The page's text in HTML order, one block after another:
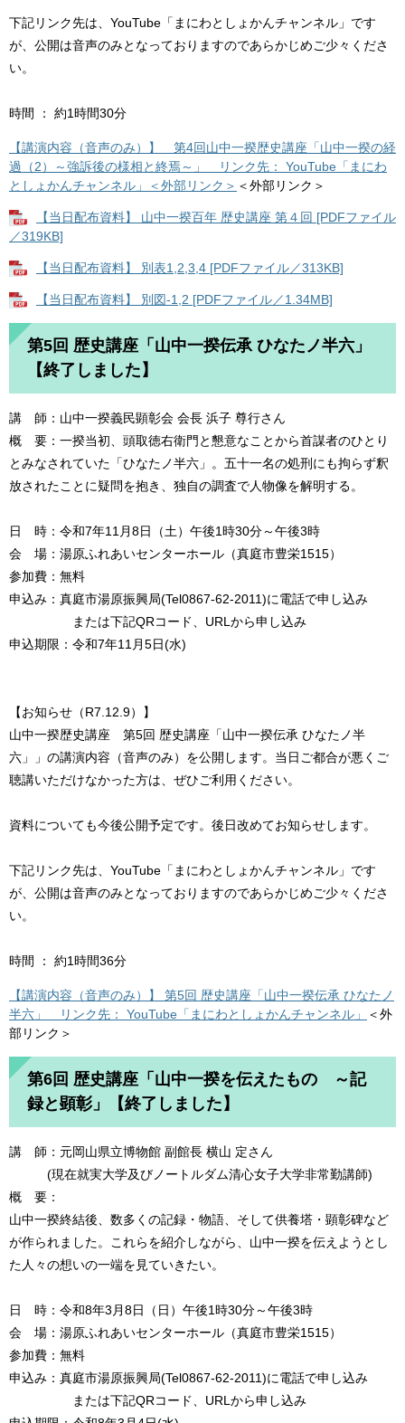
下記リンク先は、YouTube「まにわとしょかんチャンネル」です
が、公開は音声のみとなっておりますのであらかじめご少々くださ
い。
時間 ： 約1時間30分
【講演内容（音声のみ）】 第4回山中一揆歴史講座「山中一揆の経
過（2）～強訴後の様相と終焉～」 リンク先： YouTube「まにわ
としょかんチャンネル」＜外部リンク＞ ＜外部リンク＞
【当日配布資料】 山中一揆百年 歴史講座 第４回 [PDFファイル
／319KB]
【当日配布資料】 別表1,2,3,4 [PDFファイル／313KB]
【当日配布資料】 別図-1,2 [PDFファイル／1.34MB]
第5回 歴史講座「山中一揆伝承 ひなたノ半六」
【終了しました】
講 師：山中一揆義民顕彰会 会長 浜子 尊行さん
概 要：一揆当初、頭取徳右衛門と懇意なことから首謀者のひとり
とみなされていた「ひなたノ半六」。五十一名の処刑にも拘らず釈
放されたことに疑問を抱き、独自の調査で人物像を解明する。
日 時：令和7年11月8日（土）午後1時30分～午後3時
会 場：湯原ふれあいセンターホール（真庭市豊栄1515）
参加費：無料
申込み：真庭市湯原振興局(Tel0867-62-2011)に電話で申し込み
または下記QRコード、URLから申し込み
申込期限：令和7年11月5日(水)
【お知らせ（R7.12.9）】
山中一揆歴史講座 第5回 歴史講座「山中一揆伝承 ひなたノ半
六」」の講演内容（音声のみ）を公開します。当日ご都合が悪くご
聴講いただけなかった方は、ぜひご利用ください。
資料についても今後公開予定です。後日改めてお知らせします。
下記リンク先は、YouTube「まにわとしょかんチャンネル」です
が、公開は音声のみとなっておりますのであらかじめご少々くださ
い。
時間 ： 約1時間36分
【講演内容（音声のみ）】 第5回 歴史講座「山中一揆伝承 ひなたノ
半六」 リンク先： YouTube「まにわとしょかんチャンネル」
＜外
部リンク＞
第6回 歴史講座「山中一揆を伝えたもの ～記
録と顕彰」【終了しました】
講 師：元岡山県立博物館 副館長 横山 定さん
(現在就実大学及びノートルダム清心女子大学非常勤講師)
概 要：
山中一揆終結後、数多くの記録・物語、そして供養塔・顕彰碑など
が作られました。これらを紹介しながら、山中一揆を伝えようとし
た人々の想いの一端を見ていきたい。
日 時：令和8年3月8日（日）午後1時30分～午後3時
会 場：湯原ふれあいセンターホール（真庭市豊栄1515）
参加費：無料
申込み：真庭市湯原振興局(Tel0867-62-2011)に電話で申し込み
または下記QRコード、URLから申し込み